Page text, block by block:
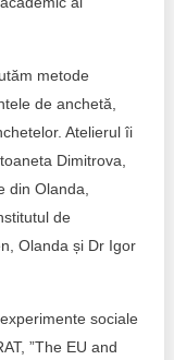
metode
de anchetă,
Atelierul îi
Dimitrova,
din Olanda,
de
Olanda și Dr Igor
sociale
”The EU and